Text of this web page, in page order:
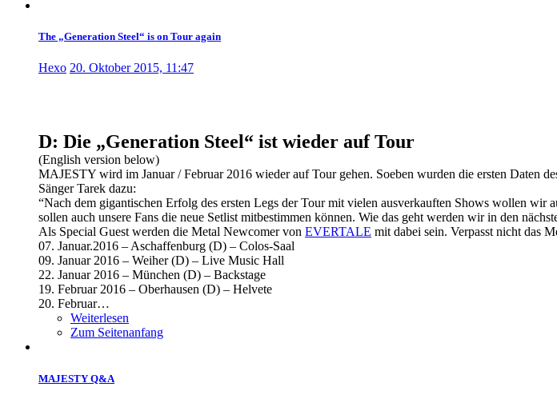
The „Generation Steel“ is on Tour again
Hexo 20. Oktober 2015, 11:47
D: Die „Generation Steel“ ist wieder auf Tour
(English version below)
MAJESTY wird im Januar / Februar 2016 wieder auf Tour gehen. Soeben wurden die ersten Daten
Sänger Tarek dazu:
“Nach dem gigantischen Erfolg des ersten Legs der Tour mit vielen ausverkauften Shows wollen
sollen auch unsere Fans die neue Setlist mitbestimmen können. Wie das geht werden wir in den
Als Special Guest werden die Metal Newcomer von EVERTALE mit dabei sein. Verpasst nicht das
07. Januar.2016 – Aschaffenburg (D) – Colos-Saal
09. Januar 2016 – Weiher (D) – Live Music Hall
22. Januar 2016 – München (D) – Backstage
19. Februar 2016 – Oberhausen (D) – Helvete
20. Februar…
Weiterlesen
Zum Seitenanfang
MAJESTY Q&A